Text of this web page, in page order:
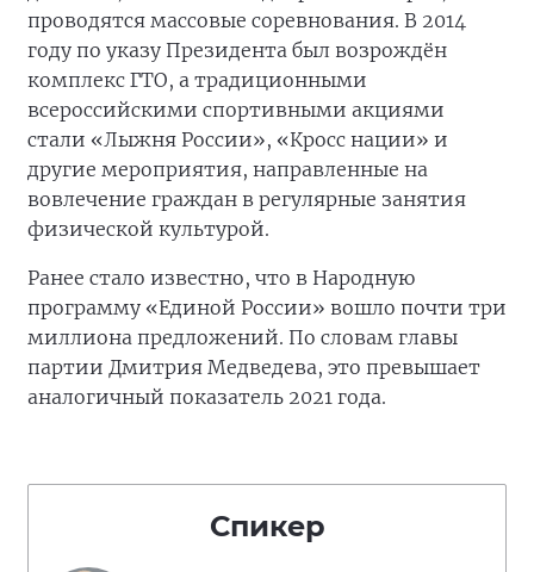
проводятся массовые соревнования. В 2014
году по указу Президента был возрождён
комплекс ГТО, а традиционными
всероссийскими спортивными акциями
стали «Лыжня России», «Кросс нации» и
другие мероприятия, направленные на
вовлечение граждан в регулярные занятия
физической культурой.
Ранее стало известно, что в Народную
программу «Единой России» вошло почти три
миллиона предложений. По словам главы
партии Дмитрия Медведева, это превышает
аналогичный показатель 2021 года.
Спикер